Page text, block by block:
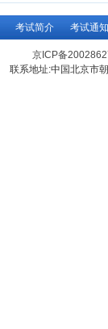
考试简介 考试通知
京ICP备
联系地址:中国北京市